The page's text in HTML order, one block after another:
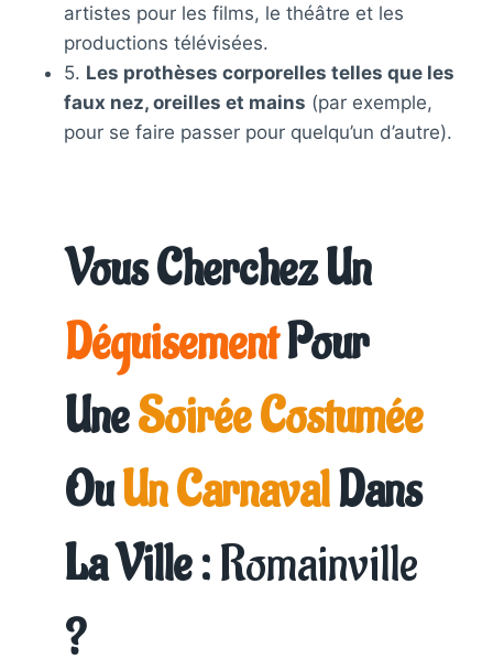
artistes pour les films, le théâtre et les
productions télévisées.
5. Les prothèses corporelles telles que les
faux nez, oreilles et mains (par exemple,
pour se faire passer pour quelqu’un d’autre).
Vous Cherchez Un
DéguisementPour
UneSoirée Costumée
OuUn CarnavalDans
La Ville :Romainville
?